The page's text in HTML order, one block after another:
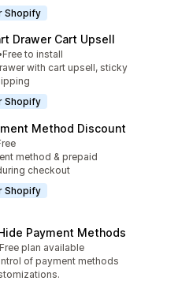
Shopify
Drawer Cart Upsell
数：773件
Free to install
with cart upsell, sticky
Shopify
Method Discount
：66件
method & prepaid
checkout
Shopify
Payment Methods
数：112件
Free plan available
of payment methods